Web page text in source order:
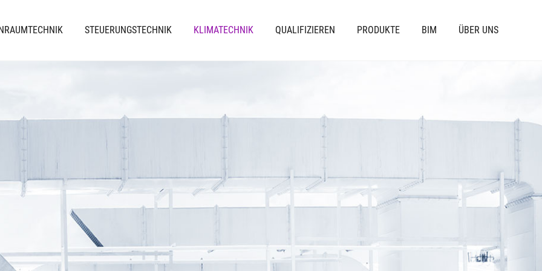
STEUERUNGSTECHNIK KLIMATECHNIK QUALIFIZIEREN PRODUKTE BIM ÜBER UNS